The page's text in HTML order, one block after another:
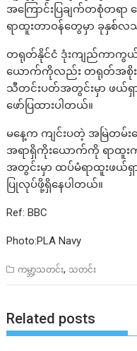
အကြောင်းပြချက်တစုံတရာ
ရာထူးတာဝန်တွေမှာ ခုနှစ်လ
တရုတ်နိုင်ငံ ဒုံးကျည်ကာကွ
ယောက်ကိုလည်း တရုတ်အစိုး
သီတင်းပတ်အတွင်းမှာ ဖယ်ရှ
ဖော်ပြထားပါတယ်။
မနေ့က ကျင်းပတဲ့ အမြဲတမ်
အရာရှိကိုးယောက်ကို ရာထူး
အတွင်းမှာ ထပ်မံရာထူးဖယ်
ပြုလုပ်ဖို့ရှိနေပါတယ်။
Ref: BBC
Photo:PLA Navy
ကမ္ဘာ့သတင်း, သတင်း
Related posts